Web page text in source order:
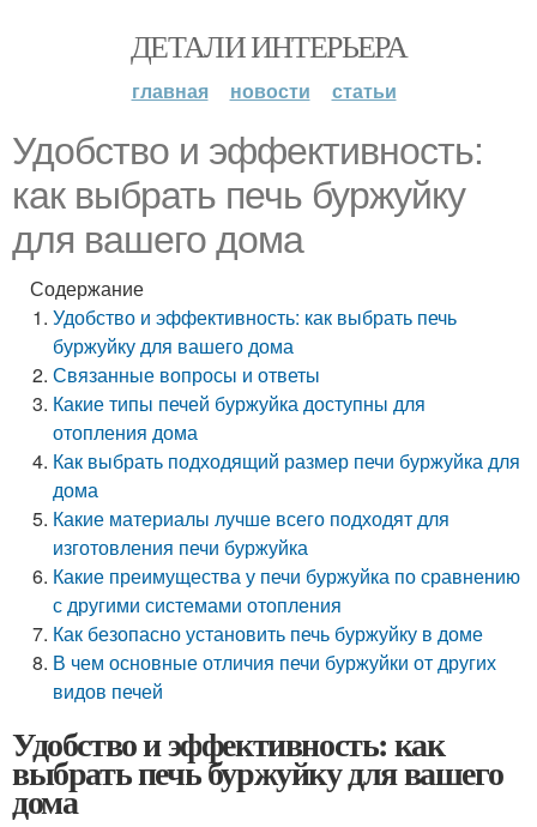
ДЕТАЛИ ИНТЕРЬЕРА
главная новости статьи
Удобство и эффективность:
как выбрать печь буржуйку
для вашего дома
Содержание
Удобство и эффективность: как выбрать печь
буржуйку для вашего дома
Связанные вопросы и ответы
Какие типы печей буржуйка доступны для
отопления дома
Как выбрать подходящий размер печи буржуйка для
дома
Какие материалы лучше всего подходят для
изготовления печи буржуйка
Какие преимущества у печи буржуйка по сравнению
с другими системами отопления
Как безопасно установить печь буржуйку в доме
В чем основные отличия печи буржуйки от других
видов печей
Удобство и эффективность: как
выбрать печь буржуйку для вашего
дома